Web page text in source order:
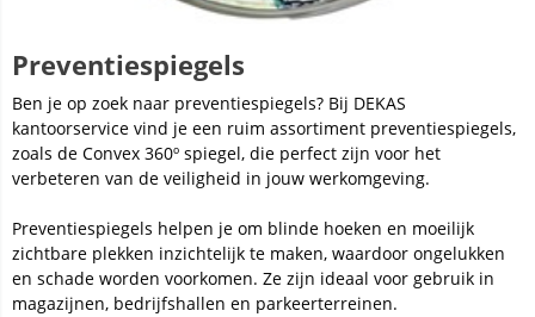
Preventiespiegels
Ben je op zoek naar preventiespiegels? Bij DEKAS
kantoorservice vind je een ruim assortiment preventiespiegels,
zoals de Convex 360º spiegel, die perfect zijn voor het
verbeteren van de veiligheid in jouw werkomgeving.
Preventiespiegels helpen je om blinde hoeken en moeilijk
zichtbare plekken inzichtelijk te maken, waardoor ongelukken
en schade worden voorkomen. Ze zijn ideaal voor gebruik in
magazijnen, bedrijfshallen en parkeerterreinen.